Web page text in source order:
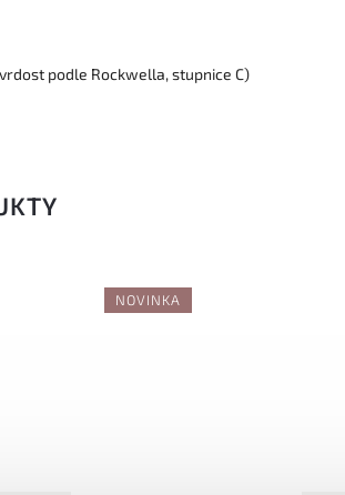
podle Rockwella, stupnice C)
NOVINKA